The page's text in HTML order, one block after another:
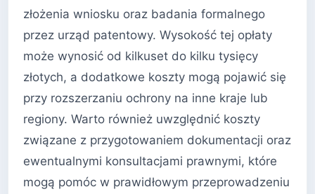
złożenia wniosku oraz badania formalnego
przez urząd patentowy. Wysokość tej opłaty
może wynosić od kilkuset do kilku tysięcy
złotych, a dodatkowe koszty mogą pojawić się
przy rozszerzaniu ochrony na inne kraje lub
regiony. Warto również uwzględnić koszty
związane z przygotowaniem dokumentacji oraz
ewentualnymi konsultacjami prawnymi, które
mogą pomóc w prawidłowym przeprowadzeniu